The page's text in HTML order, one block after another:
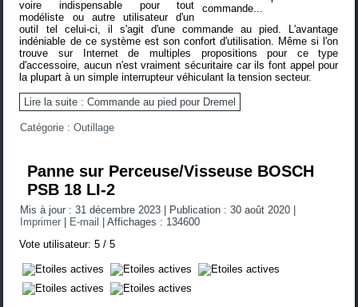
voire indispensable pour tout
modéliste ou autre utilisateur d'un
outil tel celui-ci, il s'agit d'une commande au pied. L'avantage
indéniable de ce système est son confort d'utilisation. Même si l'on
trouve sur Internet de multiples propositions pour ce type
d'accessoire, aucun n'est vraiment sécuritaire car ils font appel pour
la plupart à un simple interrupteur véhiculant la tension secteur.
Lire la suite : Commande au pied pour Dremel
Catégorie :Outillage
Panne sur Perceuse/Visseuse BOSCH
PSB 18 LI-2
Mis à jour : 31 décembre 2023 Publication : 30 août 2020
Imprimer
E-mail |Affichages : 134600
Vote utilisateur:5 /5